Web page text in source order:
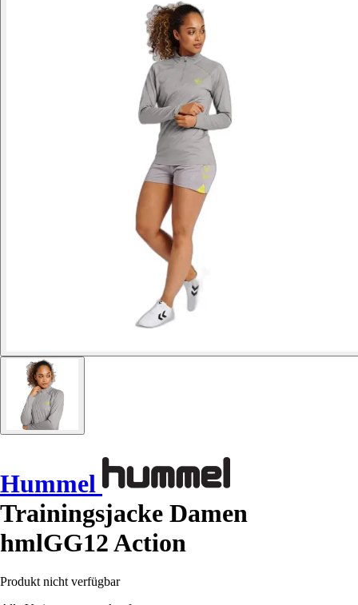
Hummel
Trainingsjacke Damen
hmlGG12 Action
Produkt nicht verfügbar